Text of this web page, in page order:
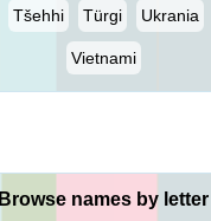
Tšehhi Türgi Ukrania
Vietnami
Browse names by letter